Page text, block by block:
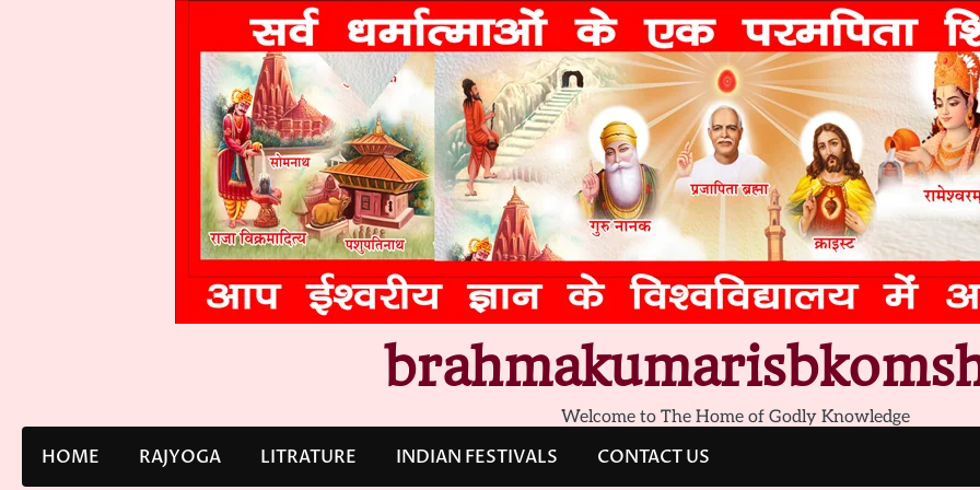
Welcome to The Home of Godly Knowledge
HOME RAJYOGA LITRATURE INDIAN FESTIVALS CONTACT US